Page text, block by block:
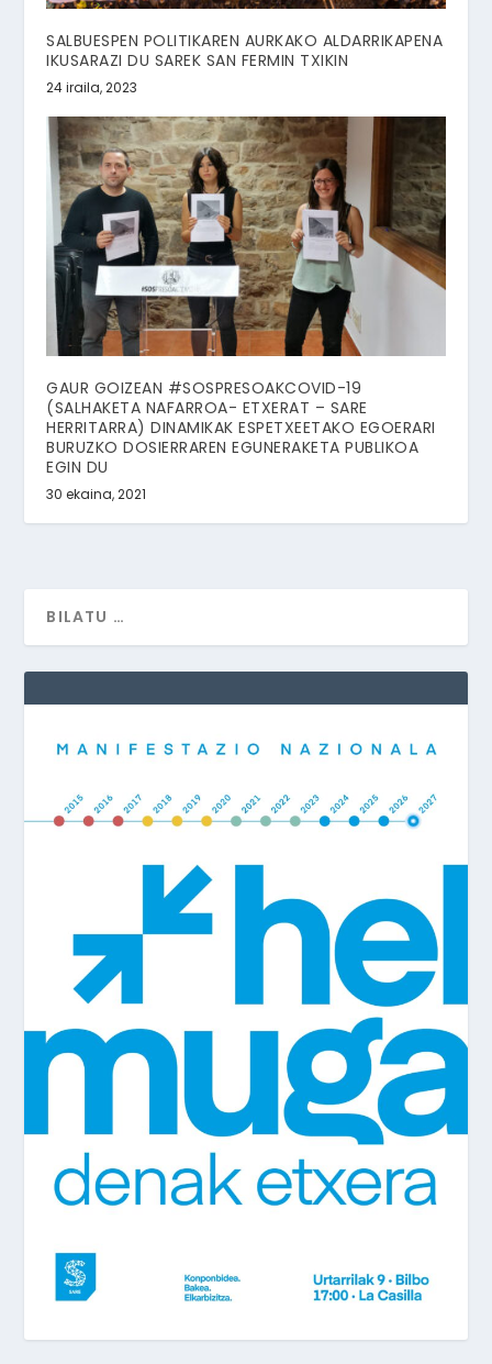
SALBUESPEN POLITIKAREN AURKAKO ALDARRIKAPENA
IKUSARAZI DU SAREK SAN FERMIN TXIKIN
24 iraila, 2023
GAUR GOIZEAN #SOSPRESOAKCOVID-19
(SALHAKETA NAFARROA- ETXERAT – SARE
HERRITARRA) DINAMIKAK ESPETXEETAKO EGOERARI
BURUZKO DOSIERRAREN EGUNERAKETA PUBLIKOA
EGIN DU
30 ekaina, 2021